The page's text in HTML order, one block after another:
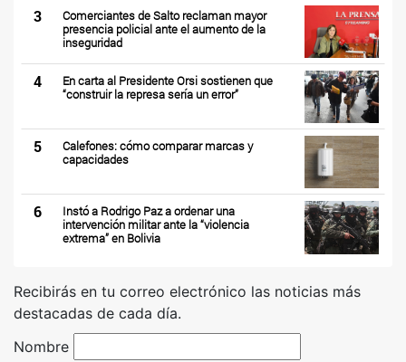
3
Comerciantes de Salto reclaman mayor
presencia policial ante el aumento de la
inseguridad
4
En carta al Presidente Orsi sostienen que
“construir la represa sería un error”
5
Calefones: cómo comparar marcas y
capacidades
6
Instó a Rodrigo Paz a ordenar una
intervención militar ante la “violencia
extrema” en Bolivia
Recibirás en tu correo electrónico las noticias más
destacadas de cada día.
Nombre